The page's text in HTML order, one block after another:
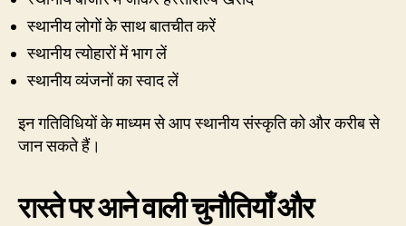
स्थानीय लोगों के साथ बातचीत करें
स्थानीय त्योहारों में भाग लें
स्थानीय व्यंजनों का स्वाद लें
इन गतिविधियों के माध्यम से आप स्थानीय संस्कृति को और करीब से
जान सकते हैं।
रास्ते पर आने वाली चुनौतियाँ और